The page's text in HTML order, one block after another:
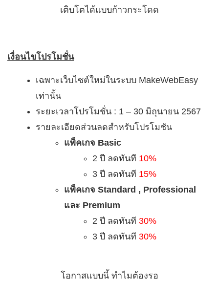
เติบโตได้แบบก้าวกระโดด
เงื่อนไขโปรโมชั่น
เฉพาะเว็บไซต์ใหม่ในระบบ MakeWebEasy
เท่านั้น
ระยะเวลาโปรโมชั่น : 1 – 30 มิถุนายน 2567
รายละเอียดส่วนลดสำหรับโปรโมชัน
แพ็คเกจ Basic
2 ปี ลดทันที 10%
3 ปี ลดทันที 15%
แพ็คเกจ Standard , Professional
และ Premium
2 ปี ลดทันที 30%
3 ปี ลดทันที 30%
โอกาสแบบนี้ ทำไมต้องรอ